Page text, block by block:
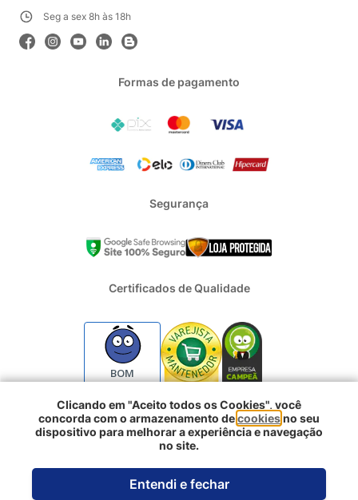
Seg a sex 8h às 18h
Formas de pagamento
Segurança
Certificados de Qualidade
BOM
2024 - Todos os direitos reservados | REFRIGERACAO DUFRIO
COMERCIO E IMPORTACAO S.A. | CNPJ : 01.754.239/0001-10 |
Porto Alegre RS - CEP: 90230-011
Clicando em "Aceito todos os Cookies", você
concorda com o armazenamento decookiesno seu
dispositivo para melhorar a experiência e navegação
no site.
Entendi e fechar